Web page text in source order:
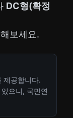
DC형(확정
보세요.
제공합니다.
으니, 국민연